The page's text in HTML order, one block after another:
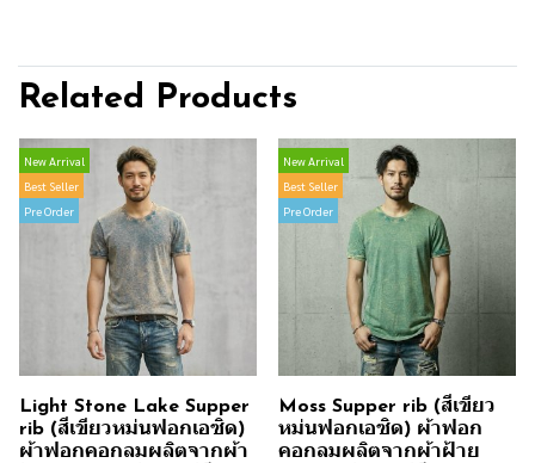
Related Products
New Arrival
Best Seller
Pre Order
Light Stone Lake Supper
rib (สีเขียวหม่นฟอกเอซิด)
ผ้าฟอกคอกลมผลิตจากผ้า
New Arrival
Best Seller
Pre Order
Moss Supper rib (สีเขียว
หม่นฟอกเอซิด) ผ้าฟอก
คอกลมผลิตจากผ้าฝ้าย